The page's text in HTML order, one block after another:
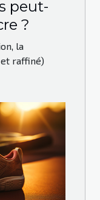
peut-
?
la
raffiné)